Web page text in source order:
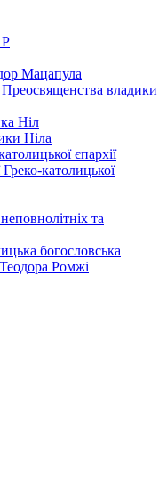
Мацапула
владики
Ніл
Ніла
єпархії
католицької
та
богословська
Ромжі